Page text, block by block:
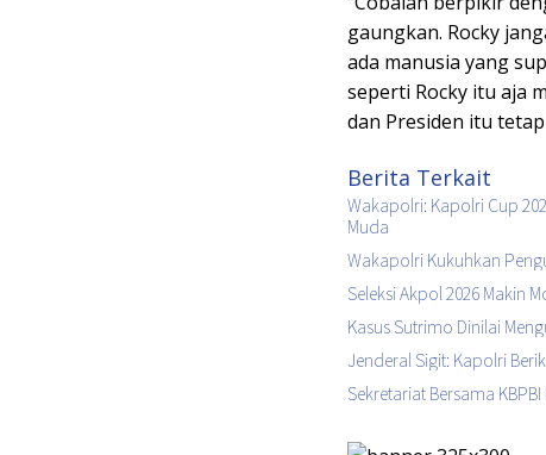
gaungkan. Rocky
ada manusia yang
seperti Rocky itu aja
dan Presiden itu
Berita Terkait
Wakapolri: Kapolri Cup
Muda
Wakapolri Kukuhkan
Seleksi Akpol 2026 Makin
Kasus Sutrimo Dinilai
Jenderal Sigit: Kapolri
Sekretariat Bersama